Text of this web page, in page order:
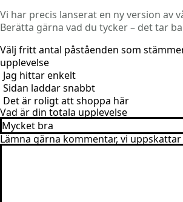
Vi har precis lanserat en ny version av
Berätta gärna vad du tycker – det tar
Välj fritt antal påståenden som
upplevelse
Jag hittar enkelt
Sidan laddar snabbt
Det är roligt att shoppa här
Vad är din totala upplevelse
Lämna gärna kommentar, vi